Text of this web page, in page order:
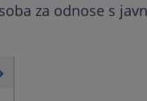
za odnose s